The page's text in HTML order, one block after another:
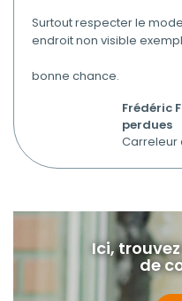
Surtout respecter le
endroit non visible
bonne chance.
Frédéric
perdues
Carreleur
Ici,
de